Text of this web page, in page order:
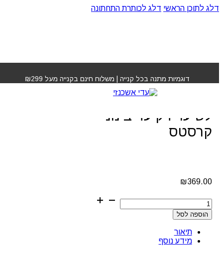
דלג לתוכן הראשי דלג לכותרת התחתונה
דוגמיות מתנה בכל קנייה | משלוח חינם בקנייה מעל ₪299
בינוני קרסטס
מסכה נוטרטיב מסקינטנס
לשיער דק עד בינוני
קרסטס
₪369.00
כמות
של
מסכה
מסקינטנס
לשיער
הוספה לסל
תיאור
מידע נוסף